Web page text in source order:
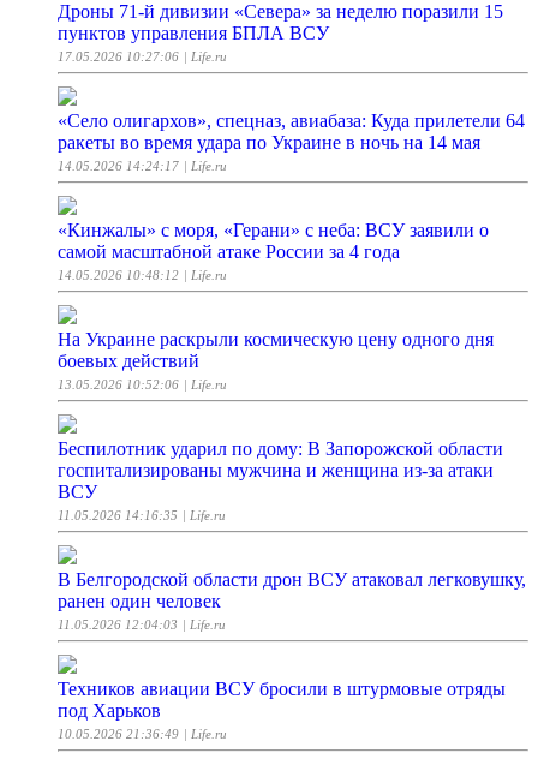
Дроны 71-й дивизии «Севера» за неделю поразили 15
пунктов управления БПЛА ВСУ
17.05.2026 10:27:06 | Life.ru
«Село олигархов», спецназ, авиабаза: Куда прилетели 64
ракеты во время удара по Украине в ночь на 14 мая
14.05.2026 14:24:17 | Life.ru
«Кинжалы» с моря, «‎Герани» с неба: ВСУ заявили о
самой масштабной атаке России за 4 года
14.05.2026 10:48:12 | Life.ru
На Украине раскрыли космическую цену одного дня
боевых действий
13.05.2026 10:52:06 | Life.ru
Беспилотник ударил по дому: В Запорожской области
госпитализированы мужчина и женщина из-за атаки
ВСУ
11.05.2026 14:16:35 | Life.ru
В Белгородской области дрон ВСУ атаковал легковушку,
ранен один человек
11.05.2026 12:04:03 | Life.ru
Техников авиации ВСУ бросили в штурмовые отряды
под Харьков
10.05.2026 21:36:49 | Life.ru